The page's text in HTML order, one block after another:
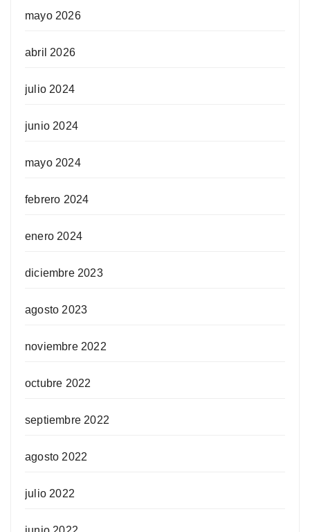
mayo 2026
abril 2026
julio 2024
junio 2024
mayo 2024
febrero 2024
enero 2024
diciembre 2023
agosto 2023
noviembre 2022
octubre 2022
septiembre 2022
agosto 2022
julio 2022